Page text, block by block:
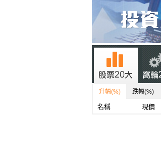
升幅(%) 跌幅(%)
名稱 現價